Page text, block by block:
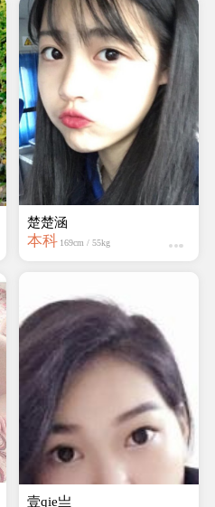
楚楚涵
本科 169cm / 55kg
壹qie亗